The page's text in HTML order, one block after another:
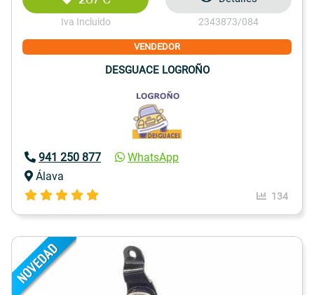
Iva Incluido 2343873/084
VENDEDOR
DESGUACE LOGROÑO
941 250 877
WhatsApp
Álava
134